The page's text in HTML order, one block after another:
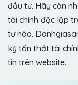
đầu tư. Hãy cân
tài chính độc lập
tư nào.
kỳ tổn thất tài
tin trên website.